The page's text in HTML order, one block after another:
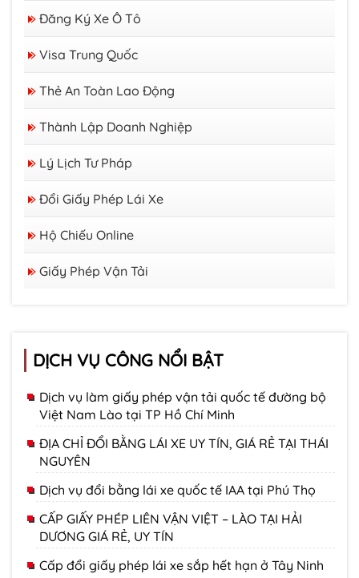
GP Liên Vận Việt - Lào
GP Liên Vận Việt - Campuchia
Đăng Ký Xe Ô Tô
Visa Trung Quốc
Thẻ An Toàn Lao Động
Thành Lập Doanh Nghiệp
Lý Lịch Tư Pháp
Đổi Giấy Phép Lái Xe
Hộ Chiếu Online
Giấy Phép Vận Tải
DỊCH VỤ CÔNG NỔI BẬT
Dịch vụ làm giấy phép vận tải quốc tế đường bộ
Việt Nam Lào tại TP Hồ Chí Minh
ĐỊA CHỈ ĐỔI BẰNG LÁI XE UY TÍN, GIÁ RẺ TẠI THÁI
NGUYÊN
Dịch vụ đổi bằng lái xe quốc tế IAA tại Phú Thọ
CẤP GIẤY PHÉP LIÊN VẬN VIỆT – LÀO TẠI HẢI
DƯƠNG GIÁ RẺ, UY TÍN
Cấp đổi giấy phép lái xe sắp hết hạn ở Tây Ninh